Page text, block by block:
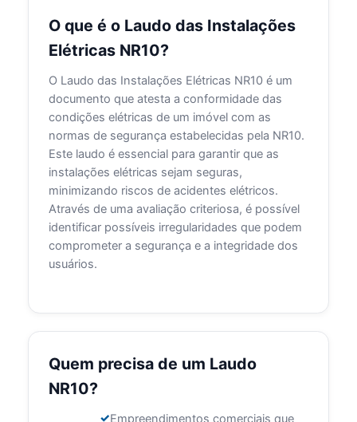
O que é o Laudo das Instalações
Elétricas NR10?
O Laudo das Instalações Elétricas NR10 é um
documento que atesta a conformidade das
condições elétricas de um imóvel com as
normas de segurança estabelecidas pela NR10.
Este laudo é essencial para garantir que as
instalações elétricas sejam seguras,
minimizando riscos de acidentes elétricos.
Através de uma avaliação criteriosa, é possível
identificar possíveis irregularidades que podem
comprometer a segurança e a integridade dos
usuários.
Quem precisa de um Laudo
NR10?
Empreendimentos comerciais que